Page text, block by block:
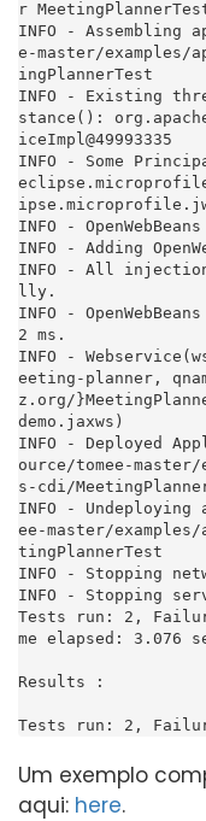
r
INFO - Assembling
e-master/examples/
ingPlannerTest
INFO - Existing
stance():
iceImpl@49993335
INFO - Some
INFO -
INFO - Adding
INFO - All
lly.
INFO -
2 ms.
INFO -
eeting-planner,
z.org/
demo.jaxws)
INFO - Deployed
ource/tomee-
s-cdi/
INFO - Undeploying
ee-master/
tingPlannerTest
INFO - Stopping
INFO - Stopping
Tests run: 2,
me elapsed: 3.076
Results :
Tests run: 2,
Um exemplo
aqui: here.